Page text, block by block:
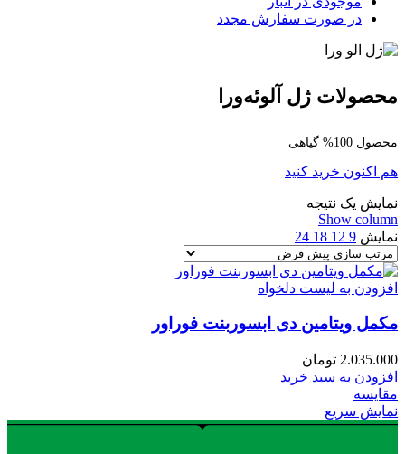
در صورت سفارش مجدد
محصولات ژل آلوئه‌ورا
محصول 100% گیاهی
هم اکنون خرید کنید
نمایش یک نتیجه
Show column
نمایش 9
12
18
24
افزودن به لیست دلخواه
مکمل ویتامین دی ابسوربنت فوراور
2.035.000 تومان
افزودن به سبد خرید
مقایسه
نمایش سریع